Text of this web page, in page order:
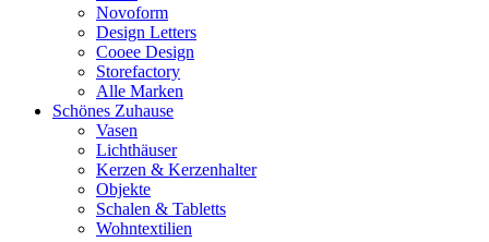
Novoform
Design Letters
Cooee Design
Storefactory
Alle Marken
Schönes Zuhause
Vasen
Lichthäuser
Kerzen & Kerzenhalter
Objekte
Schalen & Tabletts
Wohntextilien